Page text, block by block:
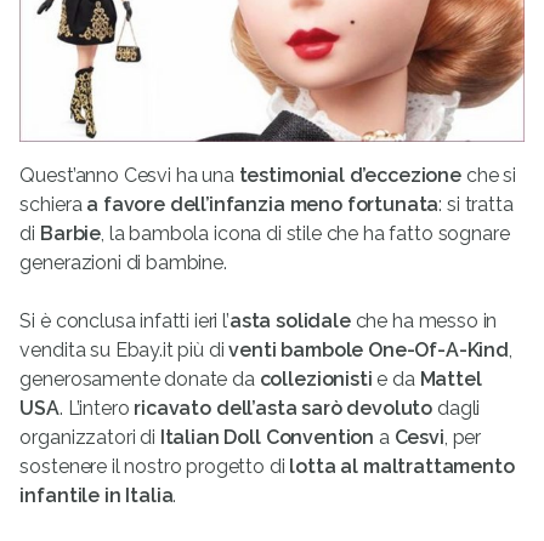
Quest’anno Cesvi ha una testimonial d’eccezioneche si
schiera a favore dell’infanzia meno fortunata: si tratta
di Barbie, la bambola icona di stile che ha fatto sognare
generazioni di bambine.
Si è conclusa infatti ieri l’asta solidaleche ha messo in
vendita su Ebay.it più diventi bambole One-Of-A-Kind,
generosamente donate da collezionisti e daMattel
USA. L’intero ricavato dell’asta sarò devoluto dagli
organizzatori di Italian Doll Convention aCesvi, per
sostenere il nostro progetto di lotta al maltrattamento
infantile in Italia.